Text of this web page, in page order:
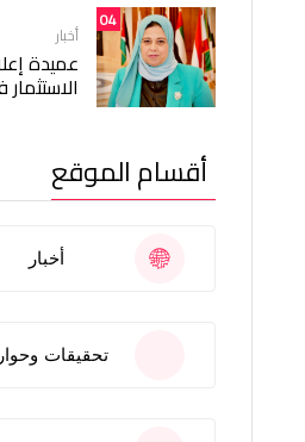
04
أخبار
عميدة
أقسام الموقع
أخبار
تحقيقات